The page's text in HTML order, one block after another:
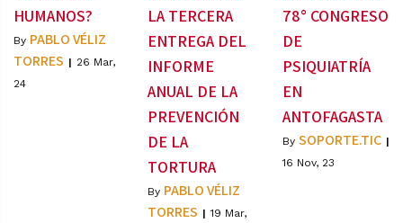
HUMANOS?
By PABLO VÉLIZ
TORRES | 26 Mar,
24
LA TERCERA
ENTREGA DEL
INFORME
ANUAL DE LA
PREVENCIÓN
DE LA
TORTURA
By PABLO VÉLIZ
TORRES | 19 Mar,
78° CONGRESO
DE
PSIQUIATRÍA
EN
ANTOFAGASTA
By SOPORTE.TIC |
16 Nov, 23